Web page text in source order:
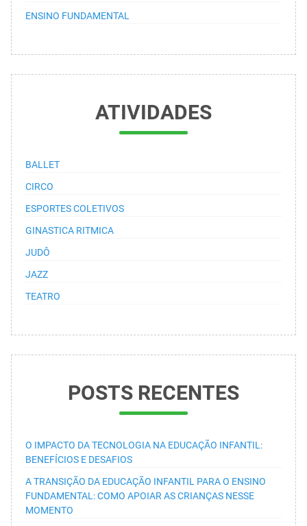
ENSINO FUNDAMENTAL
ATIVIDADES
BALLET
CIRCO
ESPORTES COLETIVOS
GINASTICA RITMICA
JUDÔ
JAZZ
TEATRO
POSTS RECENTES
O IMPACTO DA TECNOLOGIA NA EDUCAÇÃO INFANTIL:
BENEFÍCIOS E DESAFIOS
A TRANSIÇÃO DA EDUCAÇÃO INFANTIL PARA O ENSINO
FUNDAMENTAL: COMO APOIAR AS CRIANÇAS NESSE
MOMENTO